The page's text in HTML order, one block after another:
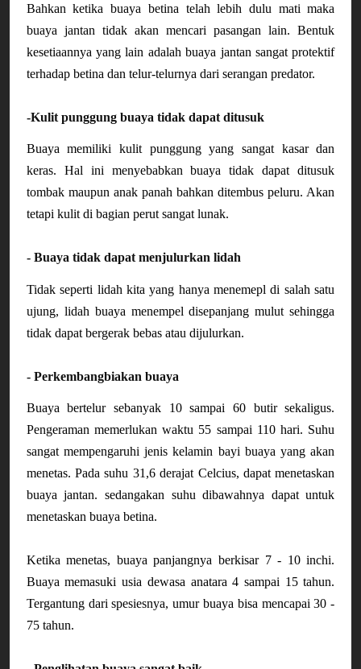
Bahkan ketika buaya betina telah lebih dulu mati maka
buaya jantan tidak akan mencari pasangan lain. Bentuk
kesetiaannya yang lain adalah buaya jantan sangat protektif
terhadap betina dan telur-telurnya dari serangan predator.
-Kulit punggung buaya tidak dapat ditusuk
Buaya memiliki kulit punggung yang sangat kasar dan
keras. Hal ini menyebabkan buaya tidak dapat ditusuk
tombak maupun anak panah bahkan ditembus peluru. Akan
tetapi kulit di bagian perut sangat lunak.
- Buaya tidak dapat menjulurkan lidah
Tidak seperti lidah kita yang hanya menemepl di salah satu
ujung, lidah buaya menempel disepanjang mulut sehingga
tidak dapat bergerak bebas atau dijulurkan.
- Perkembangbiakan buaya
Buaya bertelur sebanyak 10 sampai 60 butir sekaligus.
Pengeraman memerlukan waktu 55 sampai 110 hari. Suhu
sangat mempengaruhi jenis kelamin bayi buaya yang akan
menetas. Pada suhu 31,6 derajat Celcius, dapat menetaskan
buaya jantan. sedangakan suhu dibawahnya dapat untuk
menetaskan buaya betina.
Ketika menetas, buaya panjangnya berkisar 7 - 10 inchi.
Buaya memasuki usia dewasa anatara 4 sampai 15 tahun.
Tergantung dari spesiesnya, umur buaya bisa mencapai 30 -
75 tahun.